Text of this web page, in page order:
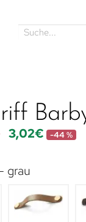
3,02€ -44 %
grau